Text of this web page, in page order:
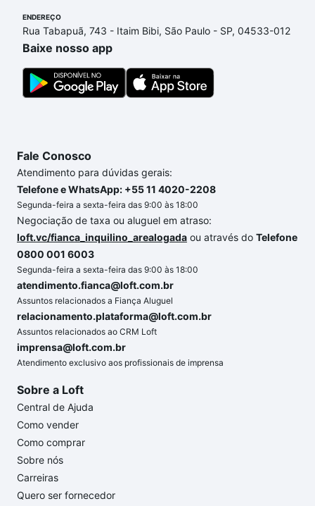
ENDEREÇO
Rua Tabapuã, 743 - Itaim Bibi, São Paulo - SP, 04533-012
Baixe nosso app
Fale Conosco
Atendimento para dúvidas gerais:
Telefone e WhatsApp: +55 11 4020-2208
Segunda-feira a sexta-feira das 9:00 às 18:00
Negociação de taxa ou aluguel em atraso:
loft.vc/fianca_inquilino_arealogada ou através do Telefone
0800 001 6003
Segunda-feira a sexta-feira das 9:00 às 18:00
atendimento.fianca@loft.com.br
Assuntos relacionados a Fiança Aluguel
relacionamento.plataforma@loft.com.br
Assuntos relacionados ao CRM Loft
imprensa@loft.com.br
Atendimento exclusivo aos profissionais de imprensa
Sobre a Loft
Central de Ajuda
Como vender
Como comprar
Sobre nós
Carreiras
Quero ser fornecedor